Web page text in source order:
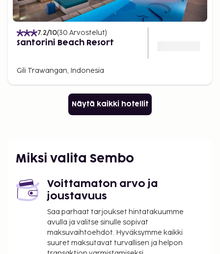
7.2/10(30 Arvostelut)
Santorini Beach Resort
Gili Trawangan, Indonesia
Näytä kaikki hotellit
Miksi valita Sembo
Voittamaton arvo ja
joustavuus
Saa parhaat tarjoukset hintatakuumme
avulla ja valitse sinulle sopivat
maksuvaihtoehdot. Hyväksymme kaikki
suuret maksutavat turvallisen ja helpon